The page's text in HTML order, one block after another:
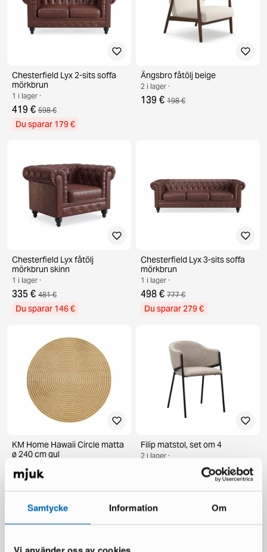
Samtycke Information Om
Chesterfield Lyx 2-sits soffa
mörkbrun
1 i lager ·
419 € 598 €
Du sparar 179 €
Ängsbro fåtölj beige
2 i lager ·
139 € 198 €
Chesterfield Lyx fåtölj
mörkbrun skinn
1 i lager ·
335 € 481 €
Du sparar 146 €
Chesterfield Lyx 3-sits soffa
mörkbrun
1 i lager ·
498 € 777 €
Du sparar 279 €
KM Home Hawaii Circle matta
ø 240 cm gul
85 € 125 €
Filip matstol, set om 4
2 i lager ·